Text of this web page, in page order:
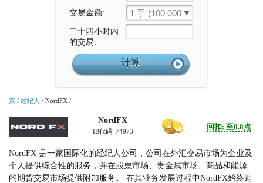
交易金额: 1 手 (100 000 单位)
二十四小时内
的交易:
家 / 经纪人 / NordFX /
NordFX
IB代码: 74973 回扣: 至0.8点
NordFX 是一家国际化的经纪人公司，公司在外汇交易市场为企业及
个人提供综合性的服务，并在股票市场、贵金属市场、商品和能源
的期货交易市场提供附加服务。 在其业务发展过程中NordFX始终追